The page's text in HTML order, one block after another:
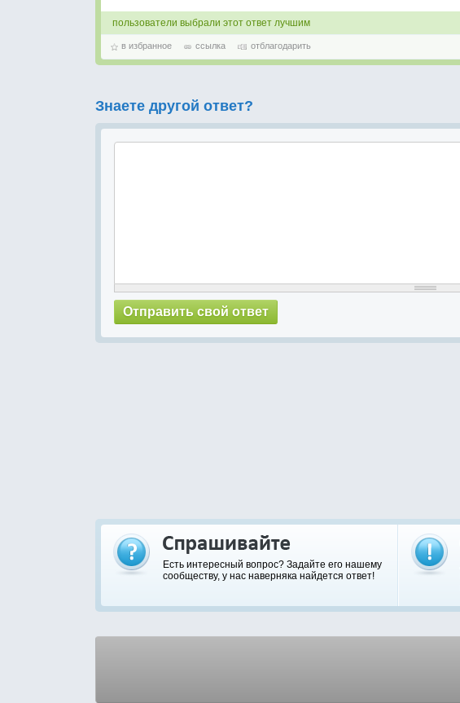
пользователи выбрали этот ответ лучшим
в избранное ссылка отблагодарить
Знаете другой ответ?
Есть интересный вопрос? Задайте его нашему
сообществу, у нас наверняка найдется ответ!